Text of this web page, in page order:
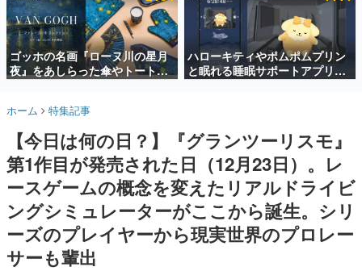
の形をした短編ホラー小説集です。
新世代に訊く
これからのデジタルゲーム市場を担う若きクリエイター達
の姿を追い、彼らのルーツと情熱を探っていきます。
日本のコンテンツ産業やカルチャーに与えた影響を探る企
画です。
日本モバイルゲーム産業史
日本のモバイルゲーム史における主要なトピック・タイト
ルを網羅するほか、開発者へのインタビューや識者による
解説を掲載。約20年の歴史が一望できる決定版！
若ゲのいたり〜ゲームクリエイターの青春〜
『うつヌケ』『ペンと箸』等で知られるマンガ家・田中圭
一先生によるゲーム業界レポートマンガです。
て、BPOが議論を交わす
ゴッホの名画『ローヌ川の星月
夜』をあしらった傘やトートバ
ッグなどが登場。8月7日21時よ
ハローキティやポムポムプリン
と眠れる睡眠サポートアプリ
『ゆめたび』が配信中。キャラ
ホーム 特集記事
【今日は何の日？】『グランツーリスモ』
第1作目が発売された日（12月23日）。レ
ースゲームの概念を変えたリアルドライビ
ングシミュレーターがここから誕生。シリ
ーズのプレイヤーから現実世界のプロレー
サーも輩出